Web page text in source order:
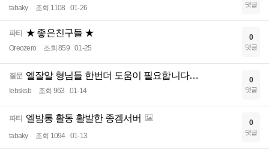
tabaky 조회 1108 01-26 댓글
파티 ★ 좋은친구들 ★
Oreozero 조회 859 01-25
0
댓글
질문 엘잘알 형님들 한번더 도움이 필요합니다…
Iebsksb 조회 963 01-14
0
댓글
파티 엘밤통 활동 활발한 종겜서버
tabaky 조회 1094 01-13
0
댓글